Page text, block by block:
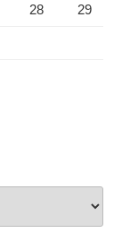
28 29